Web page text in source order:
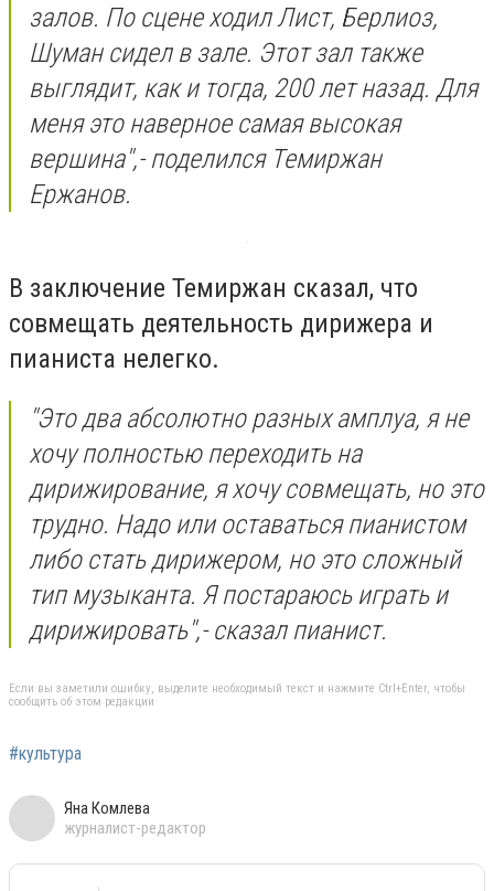
залов. По сцене ходил Лист, Берлиоз,
Шуман сидел в зале. Этот зал также
выглядит, как и тогда, 200 лет назад. Для
меня это наверное самая высокая
вершина",- поделился Темиржан
Ержанов.
В заключение Темиржан сказал, что
совмещать деятельность дирижера и
пианиста нелегко.
"Это два абсолютно разных амплуа, я не
хочу полностью переходить на
дирижирование, я хочу совмещать, но это
трудно. Надо или оставаться пианистом
либо стать дирижером, но это сложный
тип музыканта. Я постараюсь играть и
дирижировать",- сказал пианист.
Если вы заметили ошибку, выделите необходимый текст и нажмите Ctrl+Enter, чтобы
сообщить об этом редакции
#культура
Яна Комлева
журналист-редактор